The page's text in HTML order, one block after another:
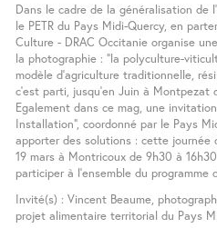
Dans le cadre de la généralisation de
le PETR du Pays Midi-Quercy, en
Culture - DRAC Occitanie organise
la photographie : "la polyculture-
modèle d’agriculture traditionnelle,
c’est parti, jusqu’en Juin à Montpezat
Egalement dans ce mag, une
Installation", coordonné par le Pays
apporter des solutions : cette journée
19 mars à Montricoux de 9h30 à
participer à l’ensemble du
Invité(s) : Vincent Beaume,
projet alimentaire territorial du Pays